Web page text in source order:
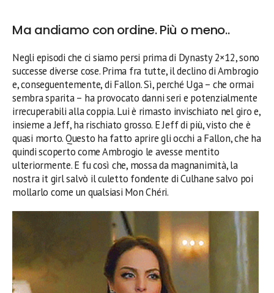
Ma andiamo con ordine. Più o meno..
Negli episodi che ci siamo persi prima di Dynasty 2×12, sono
successe diverse cose. Prima fra tutte, il declino di Ambrogio
e, conseguentemente, di Fallon. Sì, perché Uga – che ormai
sembra sparita – ha provocato danni seri e potenzialmente
irrecuperabili alla coppia. Lui è rimasto invischiato nel giro e,
insieme a Jeff, ha rischiato grosso. E Jeff di più, visto che è
quasi morto. Questo ha fatto aprire gli occhi a Fallon, che ha
quindi scoperto come Ambrogio le avesse mentito
ulteriormente. E fu così che, mossa da magnanimità, la
nostra it girl salvò il culetto fondente di Culhane salvo poi
mollarlo come un qualsiasi Mon Chéri.